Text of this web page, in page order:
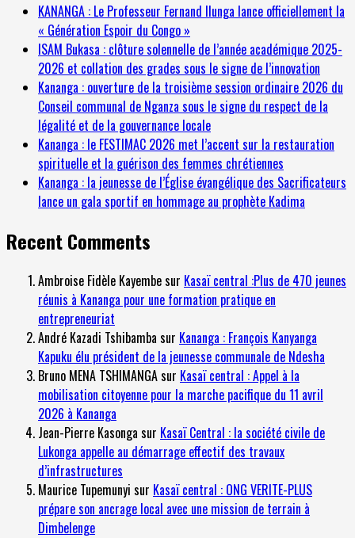
KANANGA : Le Professeur Fernand Ilunga lance officiellement la
« Génération Espoir du Congo »
ISAM Bukasa : clôture solennelle de l’année académique 2025-
2026 et collation des grades sous le signe de l’innovation
Kananga : ouverture de la troisième session ordinaire 2026 du
Conseil communal de Nganza sous le signe du respect de la
légalité et de la gouvernance locale
Kananga : le FESTIMAC 2026 met l’accent sur la restauration
spirituelle et la guérison des femmes chrétiennes
Kananga : la jeunesse de l’Église évangélique des Sacrificateurs
lance un gala sportif en hommage au prophète Kadima
Recent Comments
Ambroise Fidèle Kayembesur Kasaï central :Plus de 470 jeunes
réunis à Kananga pour une formation pratique en
entrepreneuriat
André Kazadi Tshibamba sur Kananga : François Kanyanga
Kapuku élu président de la jeunesse communale de Ndesha
Bruno MENA TSHIMANGAsur Kasaï central : Appel à la
mobilisation citoyenne pour la marche pacifique du 11 avril
2026 à Kananga
Jean-Pierre Kasonga sur Kasaï Central : la société civile de
Lukonga appelle au démarrage effectif des travaux
d’infrastructures
Maurice Tupemunyi sur Kasaï central : ONG VERITE-PLUS
prépare son ancrage local avec une mission de terrain à
Dimbelenge